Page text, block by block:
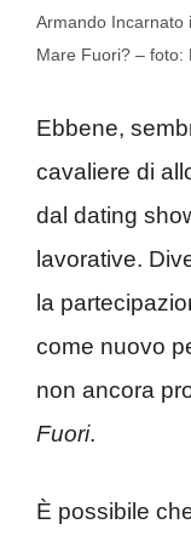
Armando Incarnato
Mare Fuori? – foto:
Ebbene,
cavaliere di
dal dating
lavorative.
la
come nuovo
non ancora
Fuori.
È possibile